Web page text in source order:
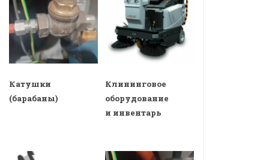
Катушки
(барабаны)
Клининговое
оборудование
и инвентарь